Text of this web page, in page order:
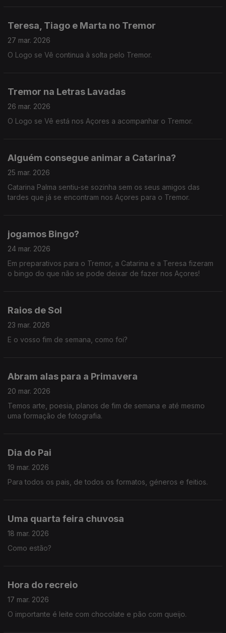
Teresa, Tiago e Marta no Tremor
27 mar. 2026
O Logo se Vê continua à solta pelo Tremor.
Tremor na Letras Lavadas
26 mar. 2026
O Logo se Vê está nos Açores a acompanhar o Tremor.
Alguém consegue animar a Catarina?
25 mar. 2026
Catarina Palma sentiu-se sozinha sem os seus amigos das
tardes que já se encontram nos Açores para o Tremor.
jogamos Bingo?
24 mar. 2026
Em preparativos para o Tremor, a Catarina e a Teresa fizeram
o bingo do que não se pode deixar de fazer nos Açores!
Raios de Sol
23 mar. 2026
E o vosso fim de semana, como foi?
Abram alas para a Primavera
20 mar. 2026
Temos arte, poesia, planos de fim de semana e até mesmo
uma formação de fotografia.
Dia do Pai
19 mar. 2026
Para todos os pais, de todos os formatos, géneros e feitios.
Uma quarta feira chuvosa
18 mar. 2026
Como estão?
Hora do recreio
17 mar. 2026
O importante é leite com chocolate e pão com queijo.